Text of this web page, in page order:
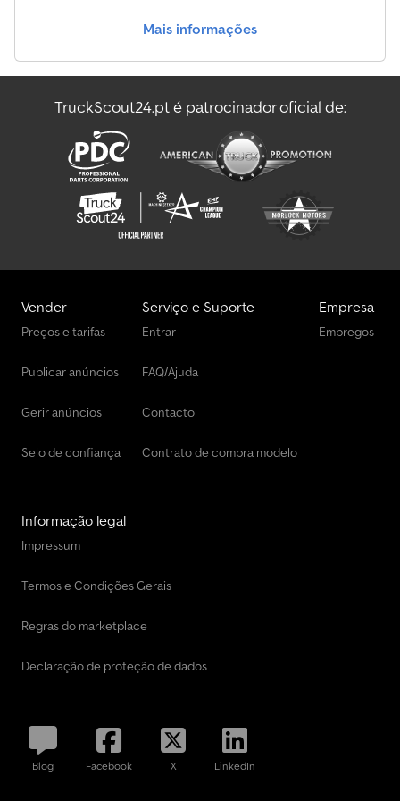
fornecidas sem garantia. Salvo erros, vendas prévias e erros de
usados: segunda a sexta: 08:30 - 12:00, 12:30 - 17:00. Falamos
espanhol, português, italiano, russo, polaco e muito mais.
Mais informações
TruckScout24.pt é patrocinador oficial de:
Vender
Preços e tarifas
Publicar anúncios
Gerir anúncios
Selo de confiança
Serviço e Suporte
Entrar
FAQ/Ajuda
Contacto
Contrato de compra modelo
Empresa
Empregos
Informação legal
Impressum
Termos e Condições Gerais
Regras do marketplace
Declaração de proteção de dados
Blog Facebook X LinkedIn